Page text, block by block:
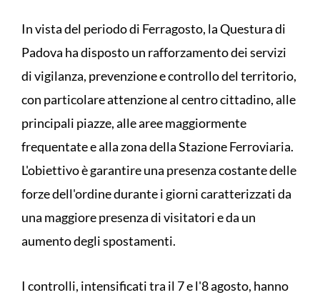
In vista del periodo di Ferragosto, la Questura di
Padova ha disposto un rafforzamento dei servizi
di vigilanza, prevenzione e controllo del territorio,
con particolare attenzione al centro cittadino, alle
principali piazze, alle aree maggiormente
frequentate e alla zona della Stazione Ferroviaria.
L'obiettivo è garantire una presenza costante delle
forze dell'ordine durante i giorni caratterizzati da
una maggiore presenza di visitatori e da un
aumento degli spostamenti.
I controlli, intensificati tra il 7 e l'8 agosto, hanno